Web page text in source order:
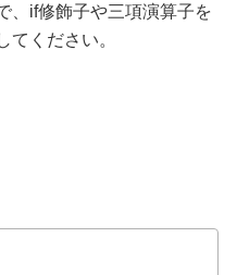
、if修飾子や三項演算子を
てください。